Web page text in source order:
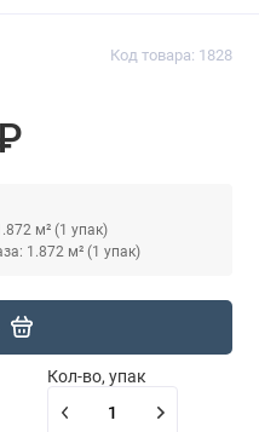
Код товара: 1828
м² (1 упак)
1.872 м² (1 упак)
Кол-во, упак